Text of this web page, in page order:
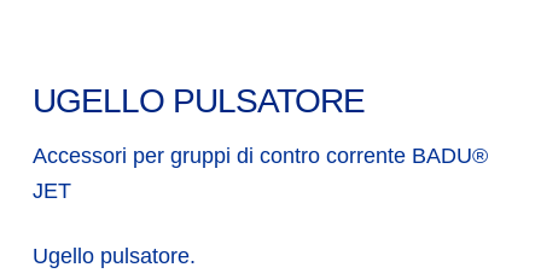
UGELLO PULSATORE
Accessori per gruppi di contro corrente BADU®
JET
Ugello pulsatore.